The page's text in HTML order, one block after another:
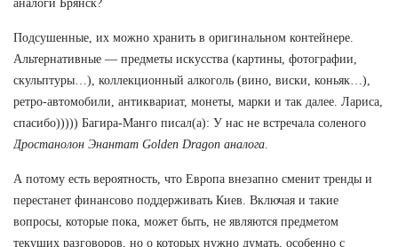
аналоги Брянск?
Подсушенные, их можно хранить в оригинальном контейнере.
Альтернативные — предметы искусства (картины, фотографии,
скульптуры…), коллекционный алкоголь (вино, виски, коньяк…),
ретро-автомобили, антиквариат, монеты, марки и так далее. Лариса,
спасибо))))) Багира-Манго писал(а): У нас не встречала соленого
Дростанолон Энантат Golden Dragon аналога
А потому есть вероятность, что Европа внезапно сменит тренды и
перестанет финансово поддерживать Киев. Включая и такие
вопросы, которые пока, может быть, не являются предметом
текущих разговоров, но о которых нужно думать, особенно с